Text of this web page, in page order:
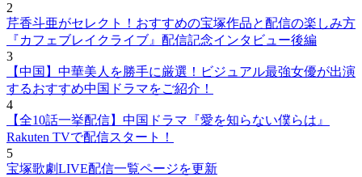
2
芹香斗亜がセレクト！おすすめの宝塚作品と配信の楽しみ方
『カフェブレイクライブ』配信記念インタビュー後編
3
【中国】中華美人を勝手に厳選！ビジュアル最強女優が出演
するおすすめ中国ドラマをご紹介！
4
【全10話一挙配信】中国ドラマ『愛を知らない僕らは』
Rakuten TVで配信スタート！
5
宝塚歌劇LIVE配信一覧ページを更新